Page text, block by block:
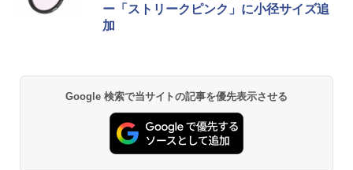
ー「ストリークピンク」に小径サイズ追
加
Google 検索で当サイトの記事を優先表示させる